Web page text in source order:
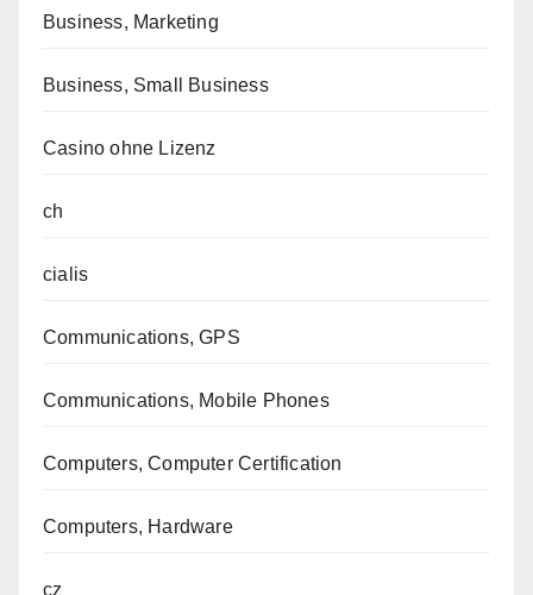
Business, Marketing
Business, Small Business
Casino ohne Lizenz
ch
cialis
Communications, GPS
Communications, Mobile Phones
Computers, Computer Certification
Computers, Hardware
cz